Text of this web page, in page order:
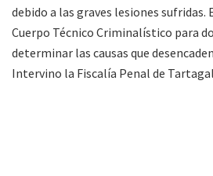
debido a las graves lesiones
Cuerpo Técnico Criminalístico para
determinar las causas que
Intervino la Fiscalía Penal de